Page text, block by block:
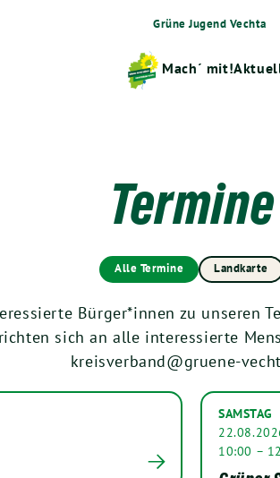
Grüne Jugend Vechta
Mach´ mit!
Termine
Alle Termine Landkarte
Bürger*innen zu unseren
sich an alle interessierte
kreisverband@gruene-
SAMSTAG
10:00 –